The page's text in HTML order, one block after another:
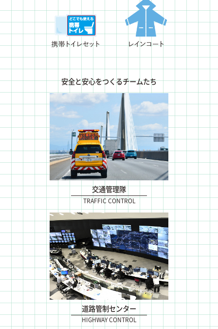
安全と安心をつくるチームたち
交通管理隊
TRAFFIC CONTROL
道路管制センター
HIGHWAY CONTROL